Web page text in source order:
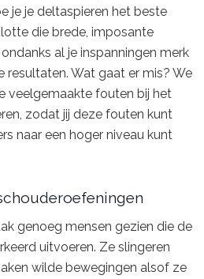
je je deltaspieren het beste
die brede, imposante
al je inspanningen merk
resultaten. Wat gaat er mis? We
veelgemaakte fouten bij het
zodat jij deze fouten kunt
naar een hoger niveau kunt
genoeg mensen gezien die de
uitvoeren. Ze slingeren
wilde bewegingen alsof ze